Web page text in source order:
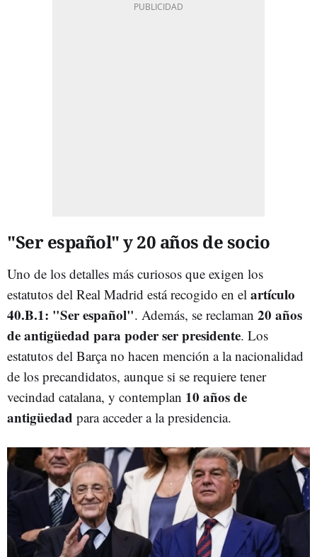
"Ser español" y 20 años de socio
Uno de los detalles más curiosos que exigen los
estatutos del Real Madrid está recogido en el artículo
40.B.1: "Ser español". Además, se reclaman 20 años
de antigüedad para poder ser presidente. Los
estatutos del Barça no hacen mención a la nacionalidad
de los precandidatos, aunque si se requiere tener
vecindad catalana, y contemplan 10 años de
antigüedad para acceder a la presidencia.